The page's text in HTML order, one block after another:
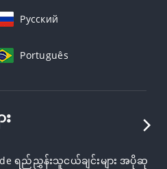
Русский
Português
ရည်ညွှန်းသူငယ်ချင်းများ အပိုဆု